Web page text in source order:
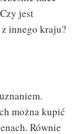
jest
innego kraju?
można kupić
Równie